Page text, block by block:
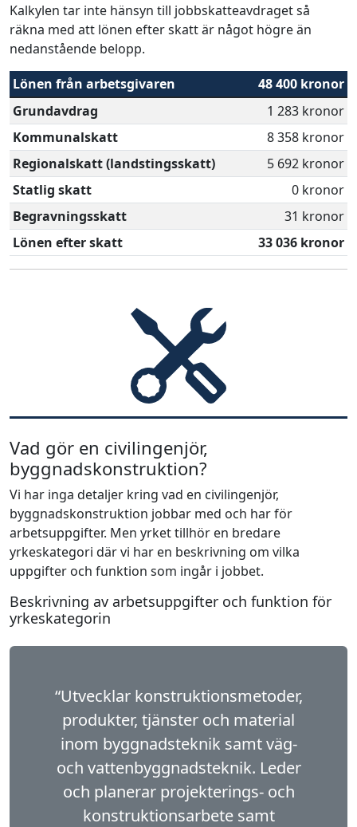
Kalkylen tar inte hänsyn till jobbskatteavdraget så
räkna med att lönen efter skatt är något högre än
nedanstående belopp.
Lönen från arbetsgivaren
48 400 kronor
Grundavdrag
1 283 kronor
Kommunalskatt
8 358 kronor
Regionalskatt (landstingsskatt)
5 692 kronor
Statlig skatt
0 kronor
Begravningsskatt
31 kronor
Lönen efter skatt
33 036 kronor
Vad gör en civilingenjör,
byggnadskonstruktion?
Vi har inga detaljer kring vad en civilingenjör,
byggnadskonstruktion jobbar med och har för
arbetsuppgifter. Men yrket tillhör en bredare
yrkeskategori där vi har en beskrivning om vilka
uppgifter och funktion som ingår i jobbet.
Beskrivning av arbetsuppgifter och funktion för
yrkeskategorin
“Utvecklar konstruktionsmetoder,
produkter, tjänster och material
inom byggnadsteknik samt väg-
och vattenbyggnadsteknik. Leder
och planerar projekterings- och
konstruktionsarbete samt